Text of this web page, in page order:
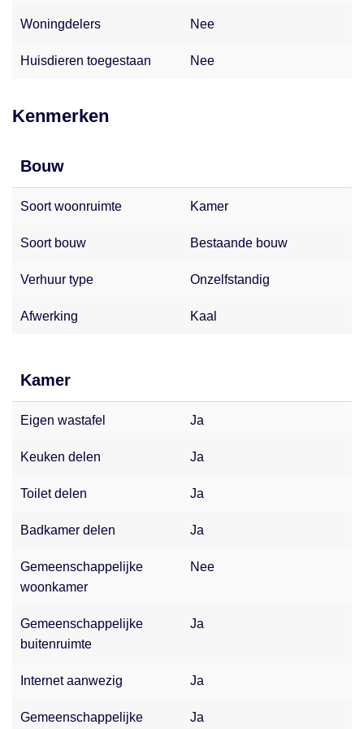
Woningdelers Nee
Huisdieren toegestaan Nee
Kenmerken
Bouw
Soort woonruimte Kamer
Soort bouw Bestaande bouw
Verhuur type Onzelfstandig
Afwerking Kaal
Kamer
Eigen wastafel Ja
Keuken delen Ja
Toilet delen Ja
Badkamer delen Ja
Gemeenschappelijke
woonkamer
Nee
Gemeenschappelijke
buitenruimte
Ja
Internet aanwezig Ja
Gemeenschappelijke Ja